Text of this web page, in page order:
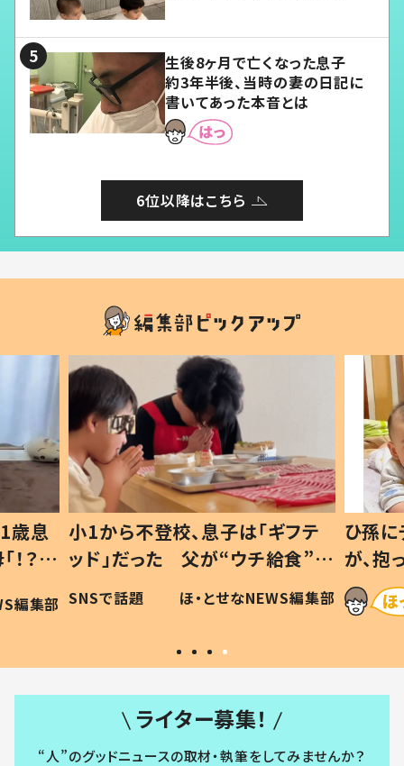
生後8ヶ月で亡くなった息子
約3年半後、当時の妻の日記に
書いてあった本音とは
6位以降はこちら
フテ
食”を
編集部
ひ孫にデレデレな80歳じいじ
が、抱っこすると…ひ孫の反応に
「涙が出ました」「可愛くて仕方な
い」
ほ・とせなNEWS編集部
ライター募集！
“人”のグッドニュースの取材・執筆をしてみませんか？